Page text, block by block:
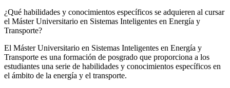
¿Qué habilidades y conocimientos específicos se adquieren al cursar
el Máster Universitario en Sistemas Inteligentes en Energía y
Transporte?
El Máster Universitario en Sistemas Inteligentes en Energía y
Transporte es una formación de posgrado que proporciona a los
estudiantes una serie de habilidades y conocimientos específicos en
el ámbito de la energía y el transporte.